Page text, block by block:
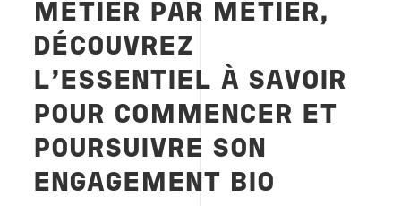
MÉTIER PAR MÉTIER,
DÉCOUVREZ
L'ESSENTIEL À SAVOIR
POUR COMMENCER ET
POURSUIVRE SON
ENGAGEMENT BIO